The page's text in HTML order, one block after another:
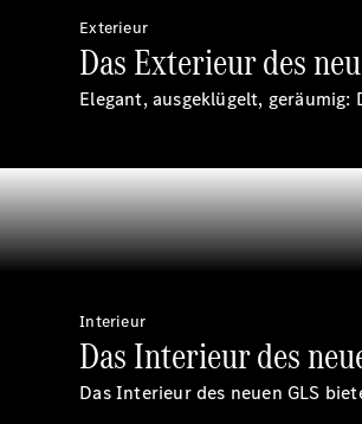
Exterieur
Das Exterieur des
Elegant, ausgeklügelt, geräumig:
Interieur
Das Interieur des
Das Interieur des neuen GLS